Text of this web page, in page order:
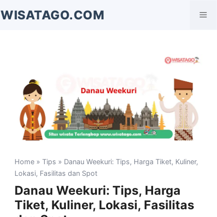
ke
WISATAGO.COM
Home » Tips » Danau Weekuri: Tips, Harga Tiket, Kuliner,
Lokasi, Fasilitas dan Spot
Danau Weekuri: Tips, Harga
Tiket, Kuliner, Lokasi, Fasilitas